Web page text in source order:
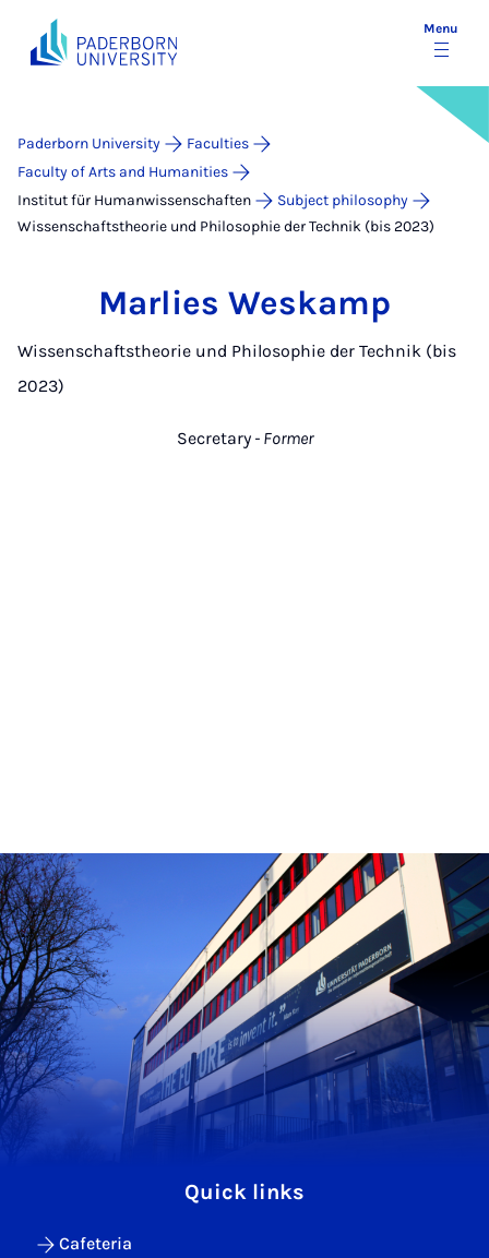
Menu
Paderborn University
Faculties
Faculty of Arts and Humanities
Institut für Humanwissenschaften
Subject philosophy
Wissenschaftstheorie und Philosophie der Technik (bis 2023)
Marlies Weskamp
Wissenschaftstheorie und Philosophie der Technik (bis
2023)
Secretary- Former
Quick links
Cafeteria